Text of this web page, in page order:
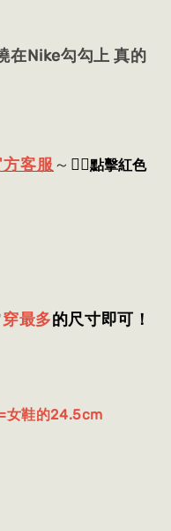
在Nike勾勾上 真的
客服 ～ 👈🏻點擊紅色
穿最多的尺寸即可 ！
女鞋的24.5cm